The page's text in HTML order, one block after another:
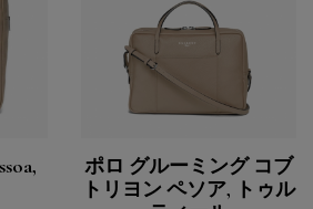
ポロ グルーミング コブ
トリヨン ペソア, トゥル